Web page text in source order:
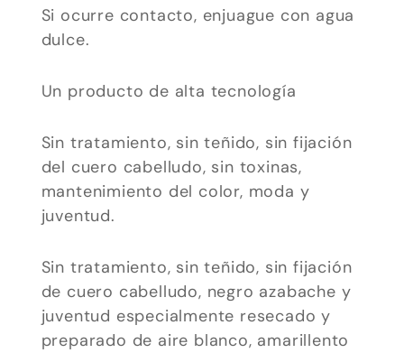
Si ocurre contacto, enjuague con agua
dulce.
Un producto de alta tecnología
Sin tratamiento, sin teñido, sin fijación
del cuero cabelludo, sin toxinas,
mantenimiento del color, moda y
juventud.
Sin tratamiento, sin teñido, sin fijación
de cuero cabelludo, negro azabache y
juventud especialmente resecado y
preparado de aire blanco, amarillento